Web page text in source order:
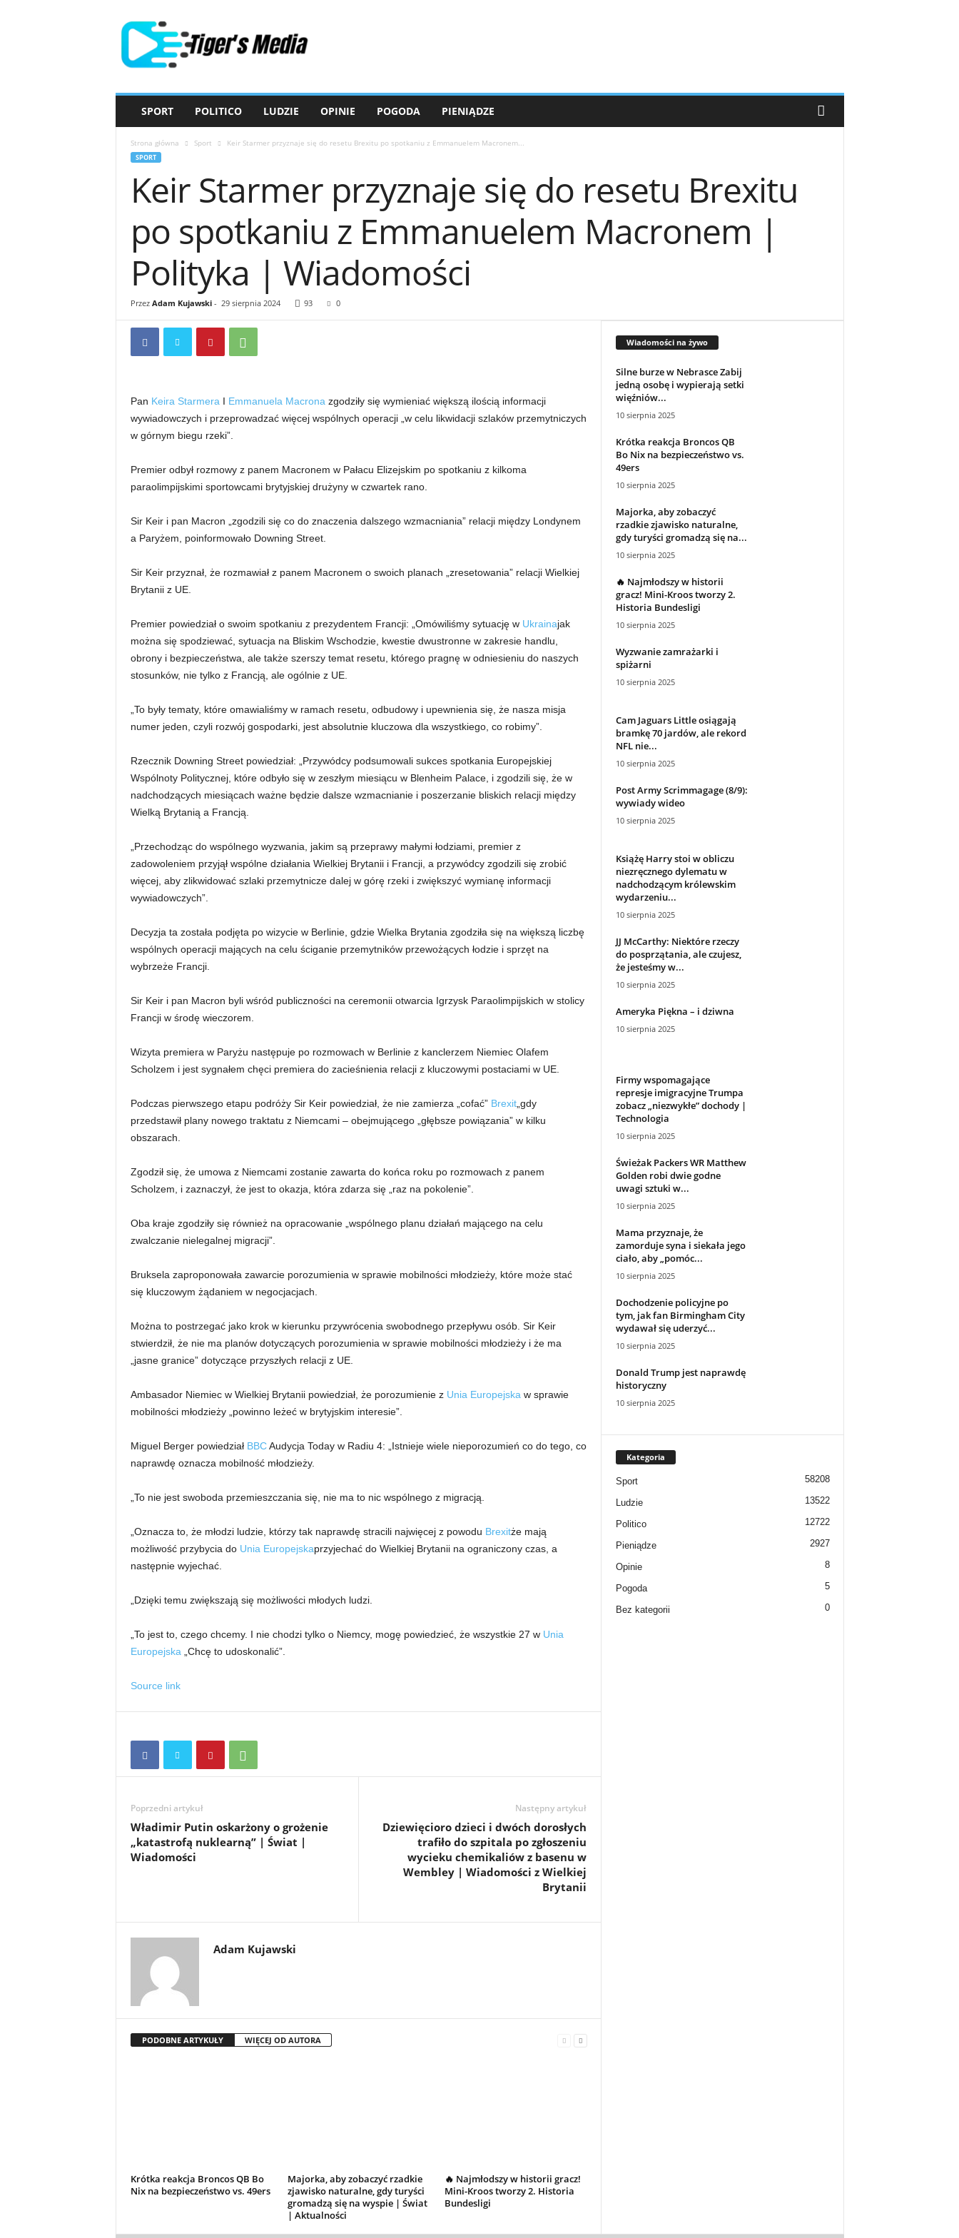
SPORT POLITICO LUDZIE OPINIE POGODA PIENIĄDZE
Strona główna Sport Keir Starmer przyznaje się do resetu Brexitu po spotkaniu z Emmanuelem Macronem...
SPORT
Keir Starmer przyznaje się do resetu Brexitu
po spotkaniu z Emmanuelem Macronem |
Polityka | Wiadomości
Przez Adam Kujawski- 29 sierpnia 2024 93 0
Pan Keira Starmera I Emmanuela Macrona zgodziły się wymieniać większą ilością informacji
wywiadowczych i przeprowadzać więcej wspólnych operacji „w celu likwidacji szlaków przemytniczych
w górnym biegu rzeki”.
Premier odbył rozmowy z panem Macronem w Pałacu Elizejskim po spotkaniu z kilkoma
paraolimpijskimi sportowcami brytyjskiej drużyny w czwartek rano.
Sir Keir i pan Macron „zgodzili się co do znaczenia dalszego wzmacniania” relacji między Londynem
a Paryżem, poinformowało Downing Street.
Sir Keir przyznał, że rozmawiał z panem Macronem o swoich planach „zresetowania” relacji Wielkiej
Brytanii z UE.
Premier powiedział o swoim spotkaniu z prezydentem Francji: „Omówiliśmy sytuację w Ukrainajak
można się spodziewać, sytuacja na Bliskim Wschodzie, kwestie dwustronne w zakresie handlu,
obrony i bezpieczeństwa, ale także szerszy temat resetu, którego pragnę w odniesieniu do naszych
stosunków, nie tylko z Francją, ale ogólnie z UE.
„To były tematy, które omawialiśmy w ramach resetu, odbudowy i upewnienia się, że nasza misja
numer jeden, czyli rozwój gospodarki, jest absolutnie kluczowa dla wszystkiego, co robimy”.
Rzecznik Downing Street powiedział: „Przywódcy podsumowali sukces spotkania Europejskiej
Wspólnoty Politycznej, które odbyło się w zeszłym miesiącu w Blenheim Palace, i zgodzili się, że w
nadchodzących miesiącach ważne będzie dalsze wzmacnianie i poszerzanie bliskich relacji między
Wielką Brytanią a Francją.
„Przechodząc do wspólnego wyzwania, jakim są przeprawy małymi łodziami, premier z
zadowoleniem przyjął wspólne działania Wielkiej Brytanii i Francji, a przywódcy zgodzili się zrobić
więcej, aby zlikwidować szlaki przemytnicze dalej w górę rzeki i zwiększyć wymianę informacji
wywiadowczych”.
Decyzja ta została podjęta po wizycie w Berlinie, gdzie Wielka Brytania zgodziła się na większą liczbę
wspólnych operacji mających na celu ściganie przemytników przewożących łodzie i sprzęt na
wybrzeże Francji.
Sir Keir i pan Macron byli wśród publiczności na ceremonii otwarcia Igrzysk Paraolimpijskich w stolicy
Francji w środę wieczorem.
Wizyta premiera w Paryżu następuje po rozmowach w Berlinie z kanclerzem Niemiec Olafem
Scholzem i jest sygnałem chęci premiera do zacieśnienia relacji z kluczowymi postaciami w UE.
Podczas pierwszego etapu podróży Sir Keir powiedział, że nie zamierza „cofać” Brexit„gdy
przedstawił plany nowego traktatu z Niemcami – obejmującego „głębsze powiązania” w kilku
obszarach.
Zgodził się, że umowa z Niemcami zostanie zawarta do końca roku po rozmowach z panem
Scholzem, i zaznaczył, że jest to okazja, która zdarza się „raz na pokolenie”.
Oba kraje zgodziły się również na opracowanie „wspólnego planu działań mającego na celu
zwalczanie nielegalnej migracji”.
Bruksela zaproponowała zawarcie porozumienia w sprawie mobilności młodzieży, które może stać
się kluczowym żądaniem w negocjacjach.
Można to postrzegać jako krok w kierunku przywrócenia swobodnego przepływu osób. Sir Keir
stwierdził, że nie ma planów dotyczących porozumienia w sprawie mobilności młodzieży i że ma
„jasne granice” dotyczące przyszłych relacji z UE.
Ambasador Niemiec w Wielkiej Brytanii powiedział, że porozumienie z Unia Europejska w sprawie
mobilności młodzieży „powinno leżeć w brytyjskim interesie”.
Miguel Berger powiedział BBCAudycja Today w Radiu 4: „Istnieje wiele nieporozumień co do tego, co
naprawdę oznacza mobilność młodzieży.
„To nie jest swoboda przemieszczania się, nie ma to nic wspólnego z migracją.
„Oznacza to, że młodzi ludzie, którzy tak naprawdę stracili najwięcej z powodu Brexitże mają
możliwość przybycia do Unia Europejskaprzyjechać do Wielkiej Brytanii na ograniczony czas, a
następnie wyjechać.
„Dzięki temu zwiększają się możliwości młodych ludzi.
„To jest to, czego chcemy. I nie chodzi tylko o Niemcy, mogę powiedzieć, że wszystkie 27 w Unia
Europejska „Chcę to udoskonalić”.
Source link
Poprzedni artykuł
Władimir Putin oskarżony o grożenie
„katastrofą nuklearną” | Świat |
Wiadomości
Następny artykuł
Dziewięcioro dzieci i dwóch dorosłych
trafiło do szpitala po zgłoszeniu
wycieku chemikaliów z basenu w
Wembley | Wiadomości z Wielkiej
Brytanii
Adam Kujawski
PODOBNE ARTYKUŁY WIĘCEJ OD AUTORA
Krótka reakcja Broncos QB Bo
Nix na bezpieczeństwo vs. 49ers
Majorka, aby zobaczyć rzadkie
zjawisko naturalne, gdy turyści
gromadzą się na wyspie | Świat
| Aktualności
🔥 Najmłodszy w historii gracz!
Mini-Kroos tworzy 2. Historia
Bundesligi
Wiadomości na żywo
Silne burze w Nebrasce Zabij
jedną osobę i wypierają setki
więźniów...
10 sierpnia 2025
Krótka reakcja Broncos QB
Bo Nix na bezpieczeństwo vs.
49ers
10 sierpnia 2025
Majorka, aby zobaczyć
rzadkie zjawisko naturalne,
gdy turyści gromadzą się na...
10 sierpnia 2025
🔥 Najmłodszy w historii
gracz! Mini-Kroos tworzy 2.
Historia Bundesligi
10 sierpnia 2025
Wyzwanie zamrażarki i
spiżarni
10 sierpnia 2025
Cam Jaguars Little osiągają
bramkę 70 jardów, ale rekord
NFL nie...
10 sierpnia 2025
Post Army Scrimmagage (8/9):
wywiady wideo
10 sierpnia 2025
Książę Harry stoi w obliczu
niezręcznego dylematu w
nadchodzącym królewskim
wydarzeniu...
10 sierpnia 2025
JJ McCarthy: Niektóre rzeczy
do posprzątania, ale czujesz,
że jesteśmy w...
10 sierpnia 2025
Ameryka Piękna – i dziwna
10 sierpnia 2025
Firmy wspomagające
represje imigracyjne Trumpa
zobacz „niezwykłe” dochody |
Technologia
10 sierpnia 2025
Świeżak Packers WR Matthew
Golden robi dwie godne
uwagi sztuki w...
10 sierpnia 2025
Mama przyznaje, że
zamorduje syna i siekała jego
ciało, aby „pomóc...
10 sierpnia 2025
Dochodzenie policyjne po
tym, jak fan Birmingham City
wydawał się uderzyć...
10 sierpnia 2025
Donald Trump jest naprawdę
historyczny
10 sierpnia 2025
Kategoria
Sport 58208
Ludzie 13522
Politico 12722
Pieniądze 2927
Opinie 8
Pogoda 5
Bez kategorii 0